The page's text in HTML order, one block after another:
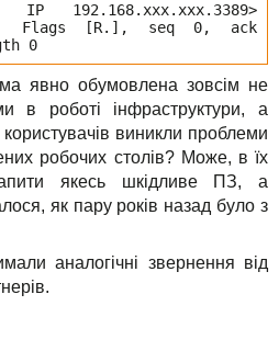
192.168.xxx.xxx.3389>
Flags [R.], seq 0, ack
0
явно обумовлена ​​зовсім не
в роботі інфраструктури, а
виникли проблеми
робочих столів? Може, в їх
якесь шкідливе ПЗ, а
як пару років назад було з
аналогічні звернення від